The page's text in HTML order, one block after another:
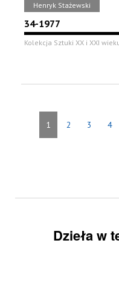
Henryk Stażewski
34-1977
Kolekcja Sztuki XX i XXI
1 2 3 4
Dzieła w